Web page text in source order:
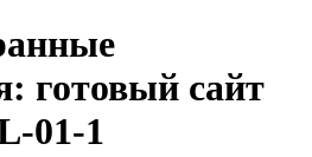
готовый сайт
01-1